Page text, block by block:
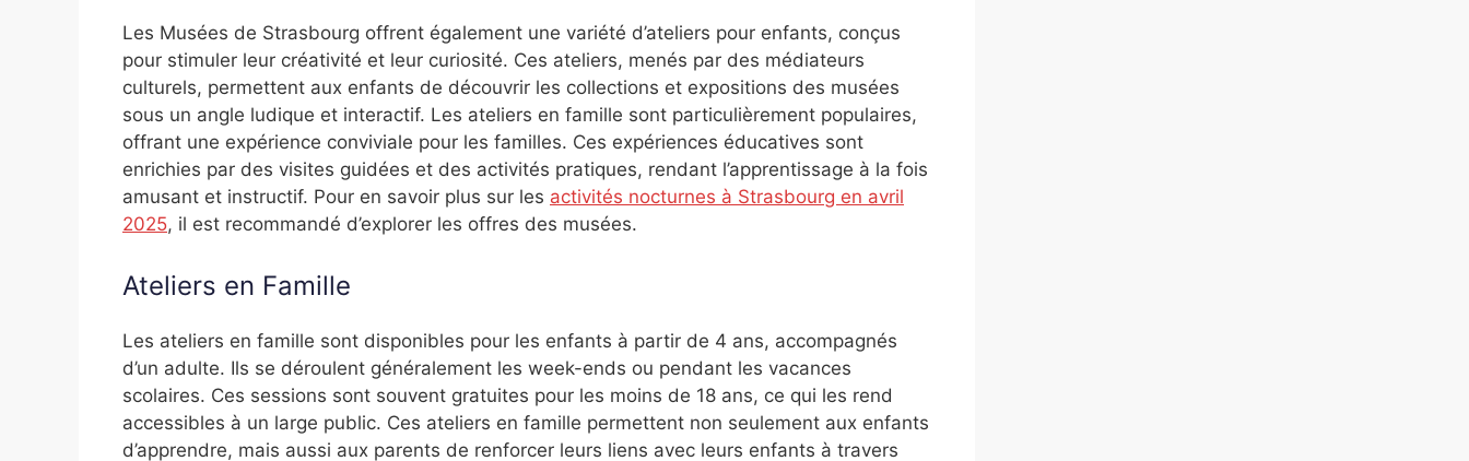
Les Musées de Strasbourg offrent également une variété d’ateliers pour enfants, conçus
pour stimuler leur créativité et leur curiosité. Ces ateliers, menés par des médiateurs
culturels, permettent aux enfants de découvrir les collections et expositions des musées
sous un angle ludique et interactif. Les ateliers en famille sont particulièrement populaires,
offrant une expérience conviviale pour les familles. Ces expériences éducatives sont
enrichies par des visites guidées et des activités pratiques, rendant l’apprentissage à la fois
amusant et instructif. Pour en savoir plus sur les activités nocturnes à Strasbourg en avril
2025, il est recommandé d’explorer les offres des musées.
Ateliers en Famille
Les ateliers en famille sont disponibles pour les enfants à partir de 4 ans, accompagnés
d’un adulte. Ils se déroulent généralement les week-ends ou pendant les vacances
scolaires. Ces sessions sont souvent gratuites pour les moins de 18 ans, ce qui les rend
accessibles à un large public. Ces ateliers en famille permettent non seulement aux enfants
d’apprendre, mais aussi aux parents de renforcer leurs liens avec leurs enfants à travers